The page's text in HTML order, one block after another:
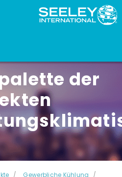
der
Gewerbliche Kühlung